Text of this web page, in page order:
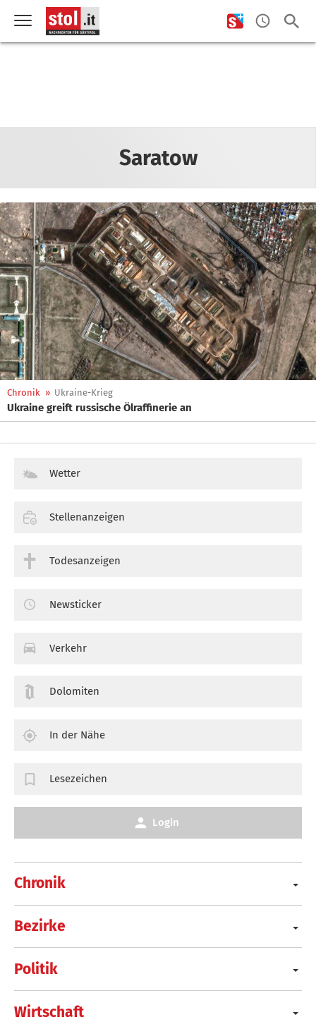
Saratow
Chronik » Ukraine-Krieg
Ukraine greift russische Ölraffinerie an
Chronik
Bezirke
Politik
Wirtschaft
Wetter
Stellenanzeigen
Todesanzeigen
Newsticker
Verkehr
Dolomiten
In der Nähe
Lesezeichen
Login